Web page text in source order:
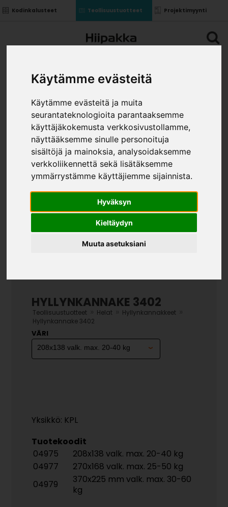
Käytämme evästeitä
Käytämme evästeitä ja muita
seurantateknologioita parantaaksemme
käyttäjäkokemusta verkkosivustollamme,
näyttääksemme sinulle personoituja
sisältöjä ja mainoksia, analysoidaksemme
verkkoliikennettä sekä lisätäksemme
ymmärrystämme käyttäjiemme sijainnista.
Hyväksyn
Kieltäydyn
Muuta asetuksiani
Kodinkalusteet Teollisuustuotteet Projektimyynti
HYLLYNKANNAKE 3402
Teollisuustuotteet Helat Hyllynkannakkeet
Hyllynkannake 3402
VÄRI
Yksikkö: KPL
Tuotekoodit
04975
208x138 valk. max. 20-40 kg
04977
270x168 valk. max. 25-50 kg
04979
370x225 mm valk. max. 30-60
kg